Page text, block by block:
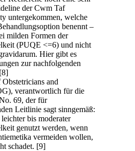
der Cwm Taf
untergekommen, welche
benennt –
milden Formen der
(PUQE <=6) und nicht
Hier gibt es
zur nachfolgenden
and
verantwortlich für die
69, der für
Leitlinie sagt sinngemäß:
bis moderater
genutzt werden, wenn
vermeiden wollen,
schadet. [9]